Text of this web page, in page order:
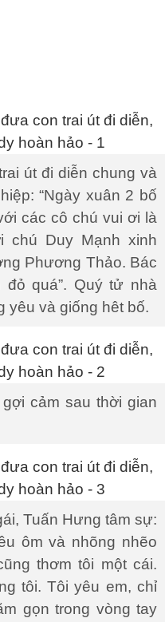
út đi diễn chung và
“Ngày xuân 2 bố
các cô chú vui ơi là
chú Duy Mạnh xinh
Phương Thảo. Bác
quá”. Quý tử nhà
yêu và giống hêt bố.
cảm sau thời gian
Tuấn Hưng tâm sự:
ôm và nhõng nhẽo
thơm tôi một cái.
tôi. Tôi yêu em, chỉ
gọn trong vòng tay